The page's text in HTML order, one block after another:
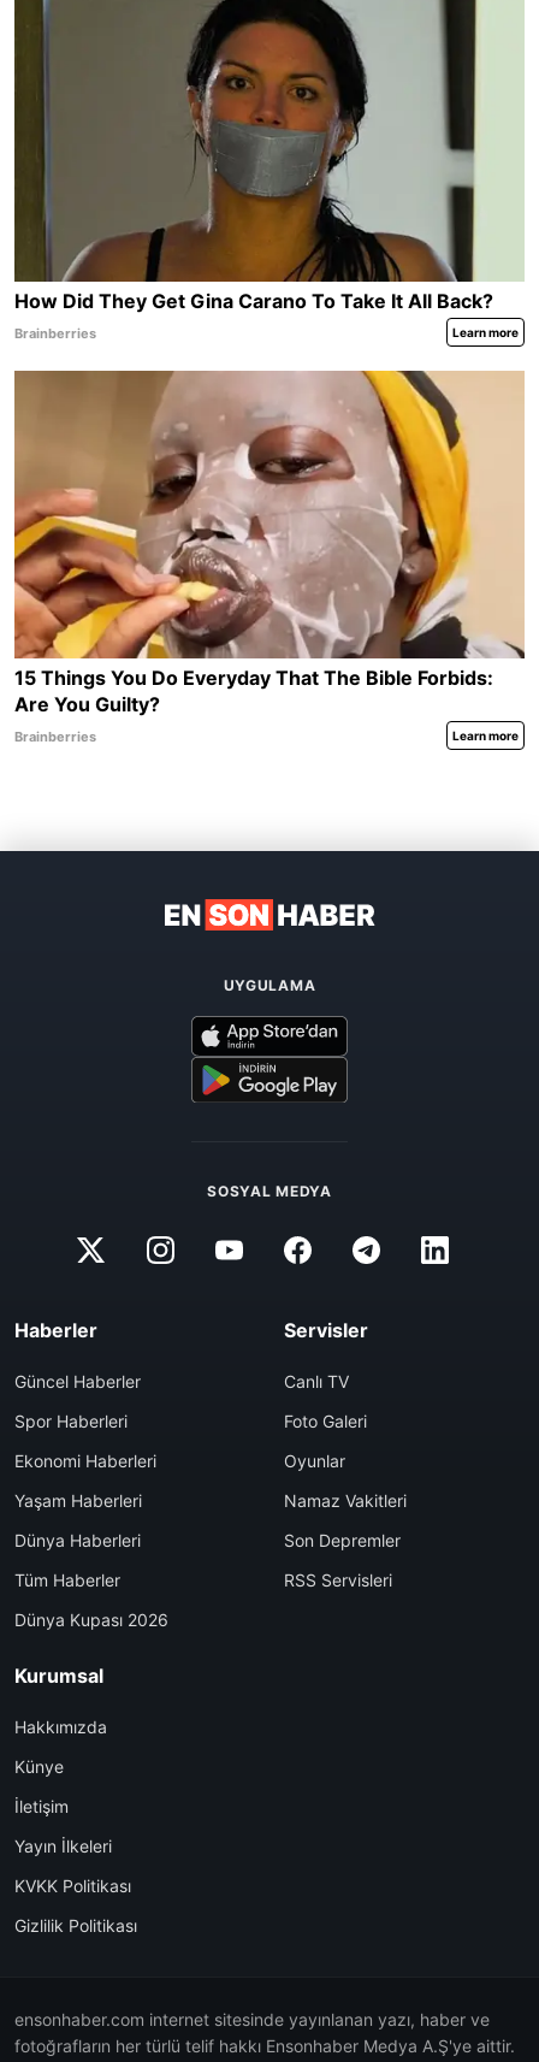
UYGULAMA
SOSYAL MEDYA
Haberler
Güncel Haberler
Spor Haberleri
Ekonomi Haberleri
Yaşam Haberleri
Dünya Haberleri
Tüm Haberler
Dünya Kupası 2026
Servisler
Canlı TV
Foto Galeri
Oyunlar
Namaz Vakitleri
Son Depremler
RSS Servisleri
Kurumsal
Hakkımızda
Künye
İletişim
Yayın İlkeleri
KVKK Politikası
Gizlilik Politikası
ensonhaber.com internet sitesinde yayınlanan yazı, haber ve
fotoğrafların her türlü telif hakkı Ensonhaber Medya A.Ş'ye aittir.